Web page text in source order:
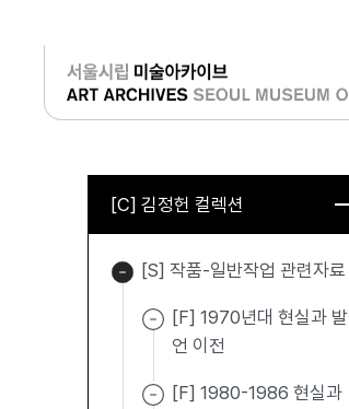
로그인
[C] 김정헌 컬렉션
[S] 작품-일반작업 관련자료
[F] 1970년대 현실과 발
언 이전
[F] 1980-1986 현실과